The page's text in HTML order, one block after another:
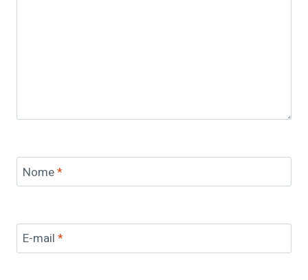
Nome*
E-mail *